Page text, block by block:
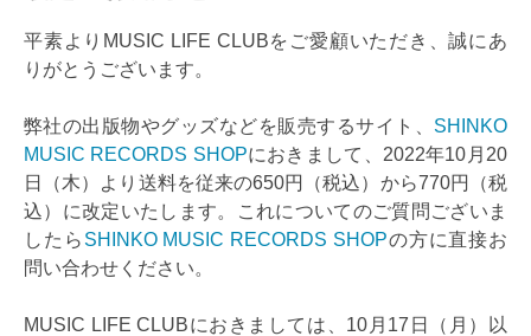
平素よりMUSIC LIFE CLUBをご愛顧いただき、誠にあ
りがとうございます。
弊社の出版物やグッズなどを販売するサイト、 SHINKO
MUSIC RECORDS SHOPにおきまして、2022年10月20
日（木）より送料を従来の650円（税込）から770円（税
込）に改定いたします。これについてのご質問ございま
したら SHINKO MUSIC RECORDS SHOPの方に直接お
問い合わせください。
MUSIC LIFE CLUBにおきましては、10月17日（月）以